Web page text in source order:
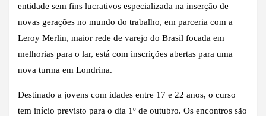
entidade sem fins lucrativos especializada na inserção de
novas gerações no mundo do trabalho, em parceria com a
Leroy Merlin, maior rede de varejo do Brasil focada em
melhorias para o lar, está com inscrições abertas para uma
nova turma em Londrina.
Destinado a jovens com idades entre 17 e 22 anos, o curso
tem início previsto para o dia 1º de outubro. Os encontros são